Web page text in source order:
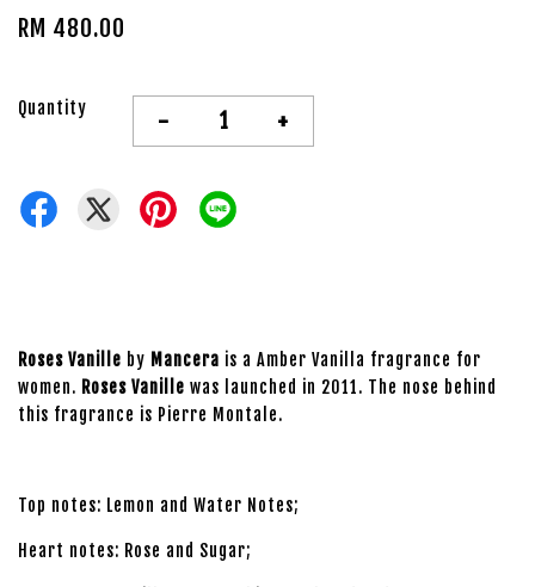
RM 480.00
Quantity - +
Roses Vanille by Mancera is a Amber Vanilla fragrance for
women. Roses Vanille was launched in 2011. The nose behind
this fragrance is Pierre Montale.
Top notes: Lemon and Water Notes;
Heart notes: Rose and Sugar;